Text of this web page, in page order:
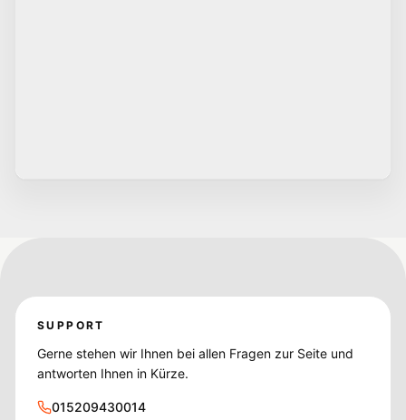
SUPPORT
Gerne stehen wir Ihnen bei allen Fragen zur Seite und
antworten Ihnen in Kürze.
015209430014